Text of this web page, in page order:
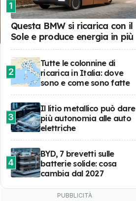
1
Questa BMW si ricarica con il
Sole e produce energia in più
2
Tutte le colonnine di
ricarica in Italia: dove
sono e come sono fatte
3
Il litio metallico può dare
più autonomia alle auto
elettriche
4
BYD, 7 brevetti sulle
batterie solide: cosa
cambia dal 2027